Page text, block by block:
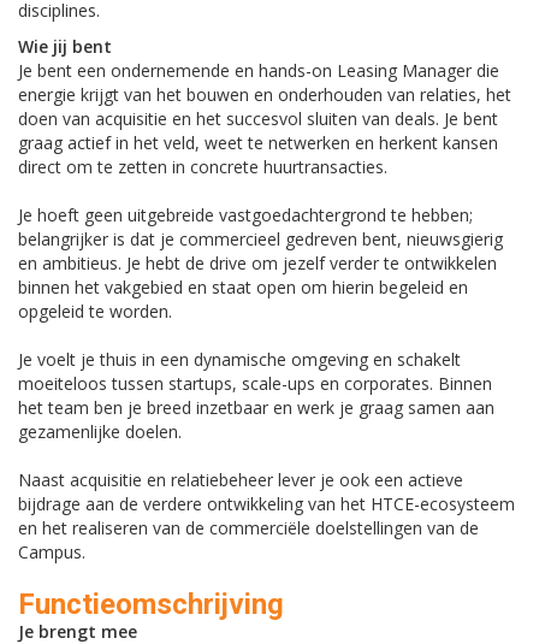
disciplines.
Wie jij bent
Je bent een ondernemende en hands-on Leasing Manager die
energie krijgt van het bouwen en onderhouden van relaties, het
doen van acquisitie en het succesvol sluiten van deals. Je bent
graag actief in het veld, weet te netwerken en herkent kansen
direct om te zetten in concrete huurtransacties.
Je hoeft geen uitgebreide vastgoedachtergrond te hebben;
belangrijker is dat je commercieel gedreven bent, nieuwsgierig
en ambitieus. Je hebt de drive om jezelf verder te ontwikkelen
binnen het vakgebied en staat open om hierin begeleid en
opgeleid te worden.
Je voelt je thuis in een dynamische omgeving en schakelt
moeiteloos tussen startups, scale-ups en corporates. Binnen
het team ben je breed inzetbaar en werk je graag samen aan
gezamenlijke doelen.
Naast acquisitie en relatiebeheer lever je ook een actieve
bijdrage aan de verdere ontwikkeling van het HTCE-ecosysteem
en het realiseren van de commerciële doelstellingen van de
Campus.
Functieomschrijving
Je brengt mee